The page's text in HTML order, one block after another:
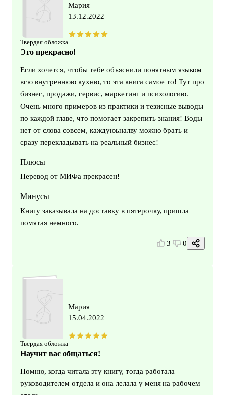
Твердая обложка
Мария
13.12.2022
Это прекрасно!
Если хочется, чтобы тебе объяснили понятным языком
всю внутреннюю кухню, то эта книга самое то! Тут про
бизнес, продажи, сервис, маркетинг и психологию.
Очень много примеров из практики и тезисные выводы
по каждой главе, что помогает закрепить знания! Воды
нет от слова совсем, каждуюьналву можно брать и
сразу перекладывать на реальный бизнес!
Плюсы
Перевод от МИФа прекрасен!
Минусы
Книгу заказывала на доставку в пятерочку, пришла
помятая немного.
3 0
Твердая обложка
Мария
15.04.2022
Научит вас общаться!
Помню, когда читала эту книгу, тогда работала
руководителем отдела и она лелала у меня на рабочем